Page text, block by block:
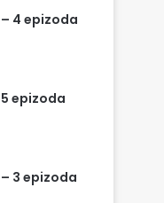
4 epizoda
epizoda
3 epizoda